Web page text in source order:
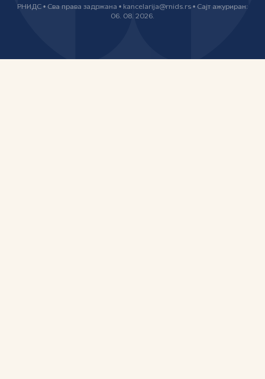
РНИДС • Сва права задржана • kancelarija@rnids.rs • Сајт ажуриран:
06. 08. 2026.